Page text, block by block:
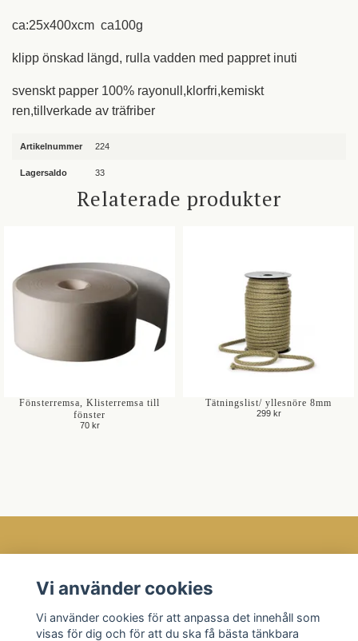
ca:25x400xcm ca100g
klipp önskad längd, rulla vadden med pappret inuti
svenskt papper 100% rayonull,klorfri,kemiskt
ren,tillverkade av träfriber
Artikelnummer 224
Lagersaldo 33
Relaterade produkter
Fönsterremsa, Klisterremsa till
fönster
70 kr
Tätningslist/ yllesnöre 8mm
299 kr
Kundtjänst
Läs mer
Vi använder cookies
Vi använder cookies för att anpassa det innehåll som
visas för dig och för att du ska få bästa tänkbara